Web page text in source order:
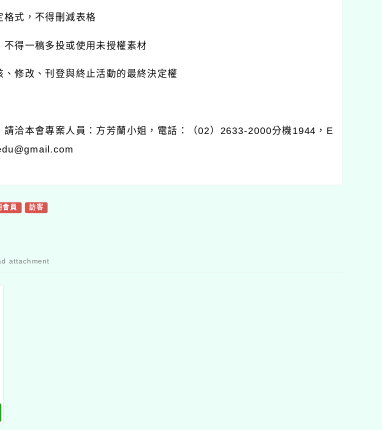
格式，不得刪減表格
不得一稿多投或使用未授權素材
、修改、刊登與終止活動的最終決定權
請洽本會專案人員：方芳蘭小姐，電話：（02） 2633-2000分機1944 ， E
會員 訪客
attachment